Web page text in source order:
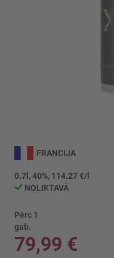
galerijas
sākumu
FRANCIJA
0.7l, 40%, 114.27 €/l
NOLIKTAVĀ
Pērc 1
gab.
79,99 €